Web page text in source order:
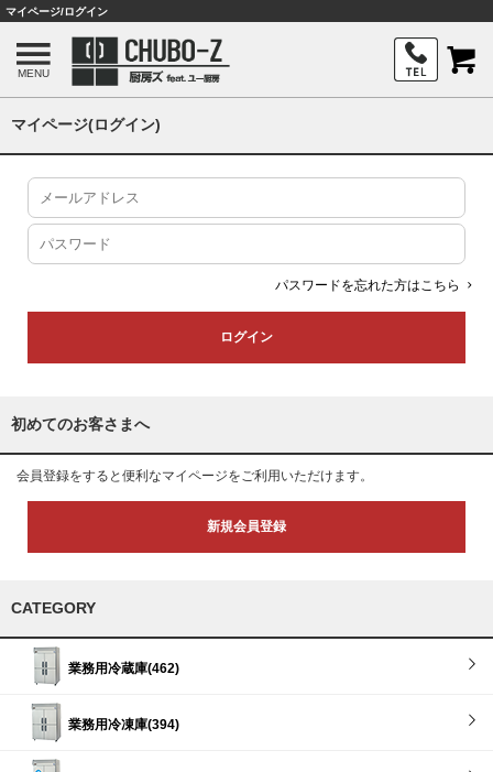
マイページ/ログイン
MENU
マイページ(ログイン)
パスワードを忘れた方はこちら
初めてのお客さまへ
会員登録をすると便利なマイページをご利用いただけます。
新規会員登録
CATEGORY
業務用冷蔵庫(462)
業務用冷凍庫(394)